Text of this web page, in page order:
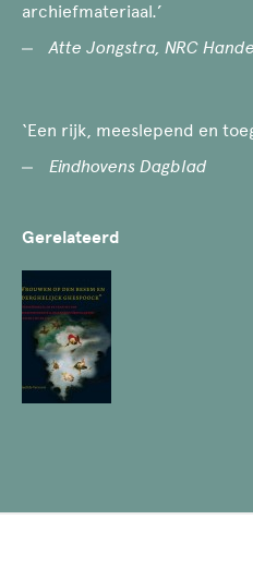
archiefmateriaal.’
Atte Jongstra, NRC
‘Een rijk, meeslepend en
Eindhovens Dagblad
Gerelateerd